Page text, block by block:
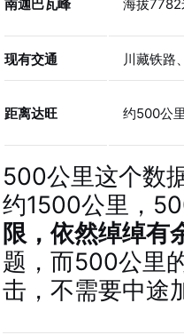
南迦巴瓦峰 海拔7782
现有交通 川藏铁路
距离达旺 约500公
500公里这个数
约1500公里，
限，依然绰绰有
题，而500公里
击，不需要中途